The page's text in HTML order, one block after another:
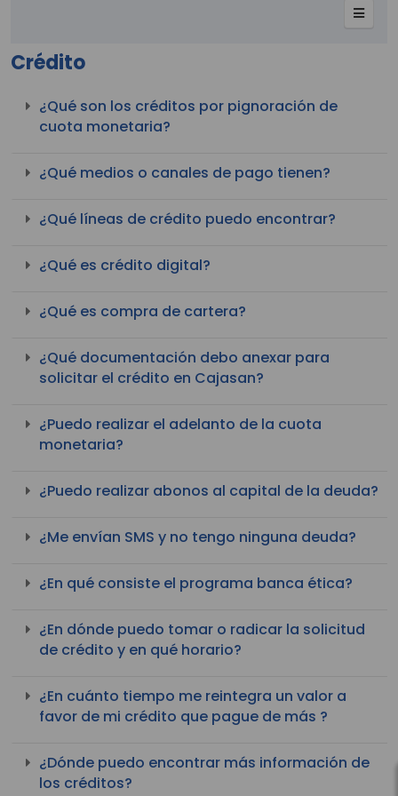
Crédito
¿Qué son los créditos por pignoración de
cuota monetaria?
¿Qué medios o canales de pago tienen?
¿Qué líneas de crédito puedo encontrar?
¿Qué es crédito digital?
¿Qué es compra de cartera?
¿Qué documentación debo anexar para
solicitar el crédito en Cajasan?
¿Puedo realizar el adelanto de la cuota
monetaria?
¿Puedo realizar abonos al capital de la deuda?
¿Me envían SMS y no tengo ninguna deuda?
¿En qué consiste el programa banca ética?
¿En dónde puedo tomar o radicar la solicitud
de crédito y en qué horario?
¿En cuánto tiempo me reintegra un valor a
favor de mi crédito que pague de más ?
¿Dónde puedo encontrar más información de
los créditos?